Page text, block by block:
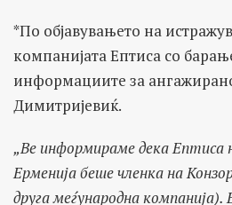
*По објавувањето на
компанијата Ептиса со
информациите за
Димитријевиќ.
„Ве информираме дека Ептиса
Ерменија беше членка на
друга меѓународна